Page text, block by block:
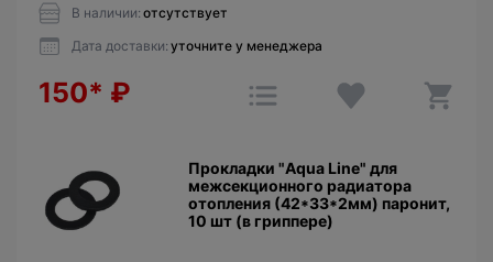
В наличии: отсутствует
Дата доставки: уточните у менеджера
150* ₽
Прокладки "Aqua Line" для
межсекционного радиатора
отопления (42*33*2мм) паронит,
10 шт (в гриппере)